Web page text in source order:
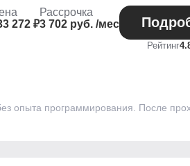
272 ₽
Рассрочка
3 702 руб. /мес
Рейтинг
опыта программирования. После